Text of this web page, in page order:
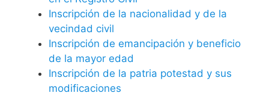
Inscripción de la nacionalidad y de la
vecindad civil
Inscripción de emancipación y beneficio
de la mayor edad
Inscripción de la patria potestad y sus
modificaciones